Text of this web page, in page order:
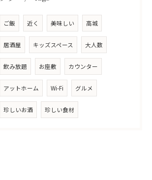
ご飯 近く 美味しい 高城
居酒屋 キッズスペース 大人数
飲み放題 お座敷 カウンター
アットホーム Wi-Fi グルメ
珍しいお酒 珍しい食材